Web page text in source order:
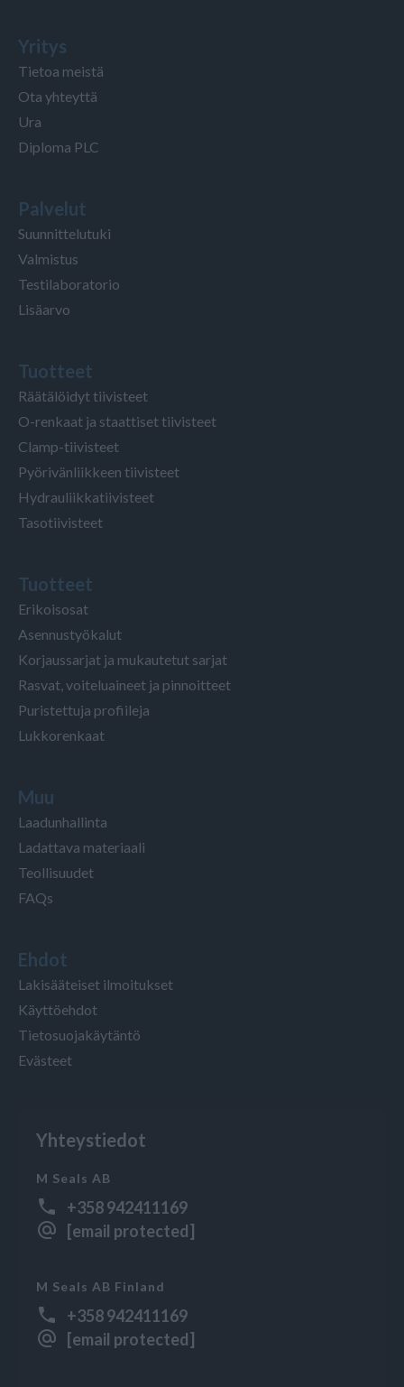
Yritys
Tietoa meistä
Ota yhteyttä
Ura
Diploma PLC
Palvelut
Suunnittelutuki
Valmistus
Testilaboratorio
Lisäarvo
Tuotteet
Räätälöidyt tiivisteet
O-renkaat ja staattiset tiivisteet
Clamp-tiivisteet
Pyörivänliikkeen tiivisteet
Hydrauliikkatiivisteet
Tasotiivisteet
Tuotteet
Erikoisosat
Asennustyökalut
Korjaussarjat ja mukautetut sarjat
Rasvat, voiteluaineet ja pinnoitteet
Puristettuja profiileja
Lukkorenkaat
Muu
Laadunhallinta
Ladattava materiaali
Teollisuudet
FAQs
Ehdot
Lakisääteiset ilmoitukset
Käyttöehdot
Tietosuojakäytäntö
Evästeet
Yhteystiedot
M Seals AB
+358 942411169
[email protected]
M Seals AB Finland
+358 942411169
[email protected]